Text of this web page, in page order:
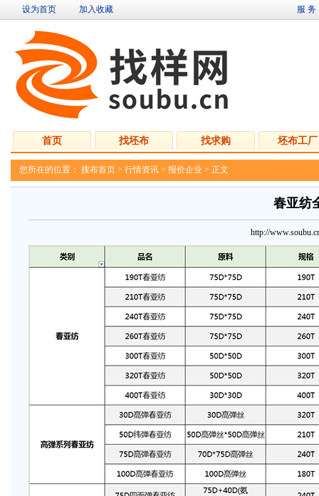
设为首页 加入收藏 服 务
首页 找坯布 找求购 坯布工厂
您所在的位置： 搜布首页 > 行情资讯 > 报价企业 > 正文
春亚纺
http://